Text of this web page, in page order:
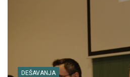
DEŠAVANJA